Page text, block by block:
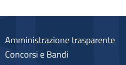
Amministrazione trasparente
Concorsi e Bandi